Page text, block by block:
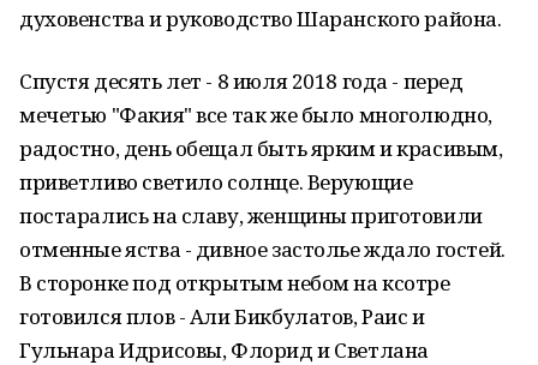
духовенства и руководство Шаранского района.
Спустя десять лет - 8 июля 2018 года - перед
мечетью "Факия" все так же было многолюдно,
радостно, день обещал быть ярким и красивым,
приветливо светило солнце. Верующие
постарались на славу, женщины приготовили
отменные яства - дивное застолье ждало гостей.
В сторонке под открытым небом на ксотре
готовился плов - Али Бикбулатов, Раис и
Гульнара Идрисовы, Флорид и Светлана